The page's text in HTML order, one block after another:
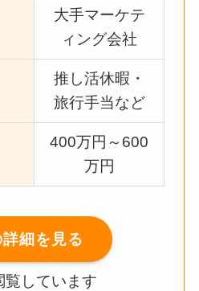
大手マーケテ
ィング会社
推し活休暇・
旅行手当など
400万円～600
万円
細を見る
覧しています